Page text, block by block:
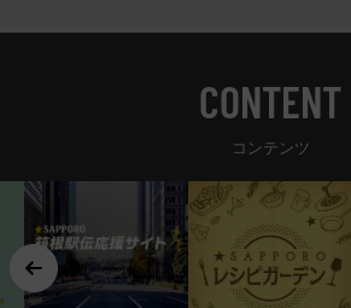
CONTENT
コンテンツ